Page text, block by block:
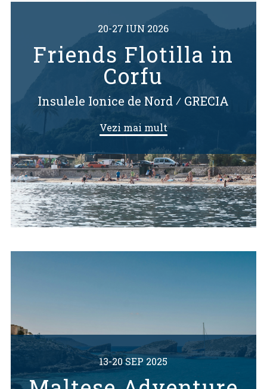
20-27 IUN 2026
Friends Flotilla in
Corfu
Insulele Ionice de Nord⁄ GRECIA
Vezi mai mult
13-20 SEP 2025